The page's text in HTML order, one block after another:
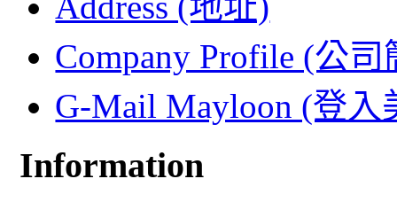
Company Profile (公司
G-Mail Mayloon (登入
Information